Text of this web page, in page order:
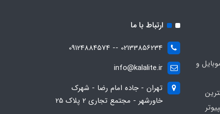
و
ارتباط با ما
02133856234 -- 09124884574
info@kalalite.ir
تهران - جاده امام رضا - شهرک
خاورشهر - مجتمع تجاری 2 پلاک 25